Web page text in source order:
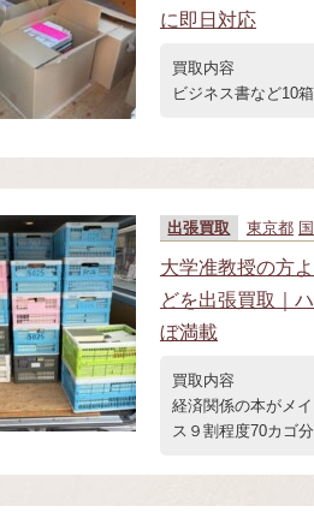
に即日対応
買取内容
ビジネス書など10
出張買取 東京都
大学准教授の方
どを出張買取｜
ぼ満載
買取内容
経済関係の本がメ
ス９割程度70カゴ